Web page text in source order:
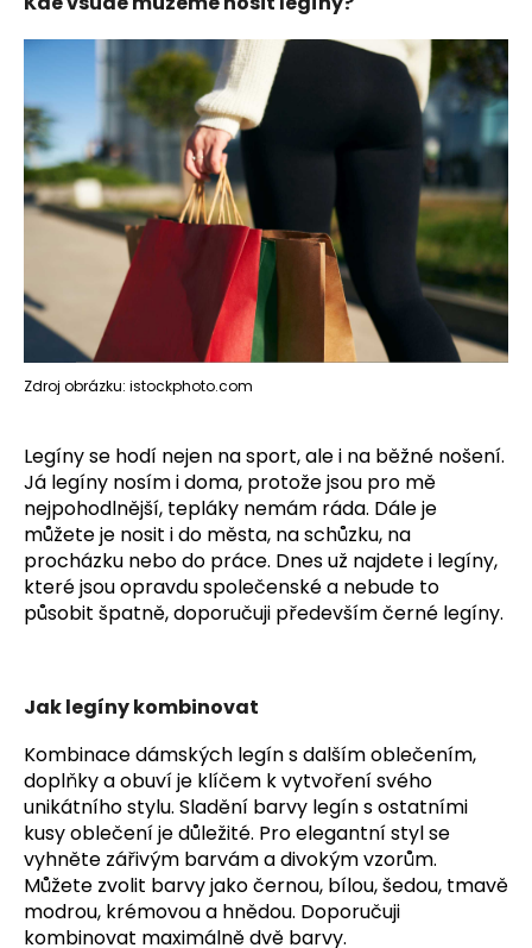
Zdroj obrázku: istockphoto.com
Legíny se hodí nejen na sport, ale i na běžné nošení.
Já legíny nosím i doma, protože jsou pro mě
nejpohodlnější, tepláky nemám ráda. Dále je
můžete je nosit i do města, na schůzku, na
procházku nebo do práce. Dnes už najdete i legíny,
které jsou opravdu společenské a nebude to
působit špatně, doporučuji především černé legíny.
Jak legíny kombinovat
Kombinace dámských legín s dalším oblečením,
doplňky a obuví je klíčem k vytvoření svého
unikátního stylu. Sladění barvy legín s ostatními
kusy oblečení je důležité. Pro elegantní styl se
vyhněte zářivým barvám a divokým vzorům.
Můžete zvolit barvy jako černou, bílou, šedou, tmavě
modrou, krémovou a hnědou. Doporučuji
kombinovat maximálně dvě barvy.